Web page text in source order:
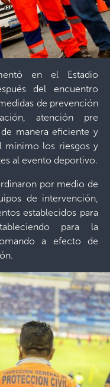
en el Estadio
del encuentro
de prevención
atención pre
manera eficiente y
mínimo los riesgos y
al evento deportivo.
por medio de
de intervención,
establecidos para
para la
a efecto de